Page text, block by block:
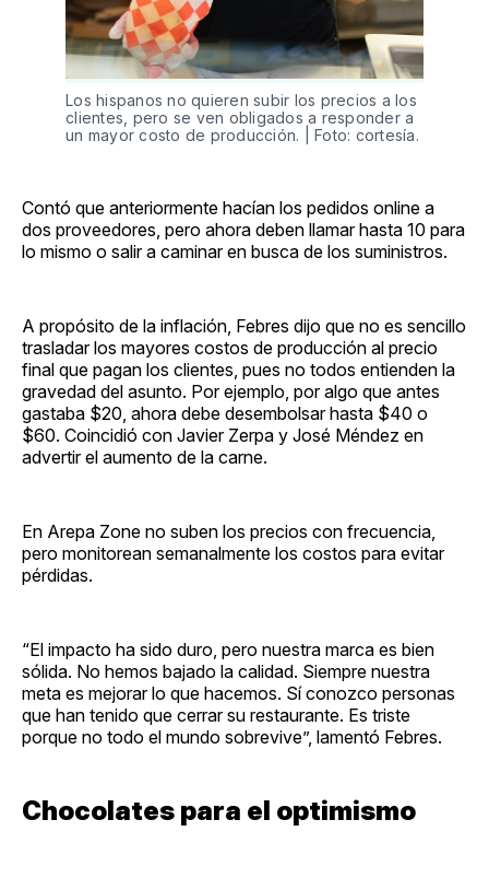
Los hispanos no quieren subir los precios a los
clientes, pero se ven obligados a responder a
un mayor costo de producción. | Foto: cortesía.
Contó que anteriormente hacían los pedidos online a
dos proveedores, pero ahora deben llamar hasta 10 para
lo mismo o salir a caminar en busca de los suministros.
A propósito de la inflación, Febres dijo que no es sencillo
trasladar los mayores costos de producción al precio
final que pagan los clientes, pues no todos entienden la
gravedad del asunto. Por ejemplo, por algo que antes
gastaba $20, ahora debe desembolsar hasta $40 o
$60. Coincidió con Javier Zerpa y José Méndez en
advertir el aumento de la carne.
En Arepa Zone no suben los precios con frecuencia,
pero monitorean semanalmente los costos para evitar
pérdidas.
“El impacto ha sido duro, pero nuestra marca es bien
sólida. No hemos bajado la calidad. Siempre nuestra
meta es mejorar lo que hacemos. Sí conozco personas
que han tenido que cerrar su restaurante. Es triste
porque no todo el mundo sobrevive”, lamentó Febres.
Chocolates para el optimismo